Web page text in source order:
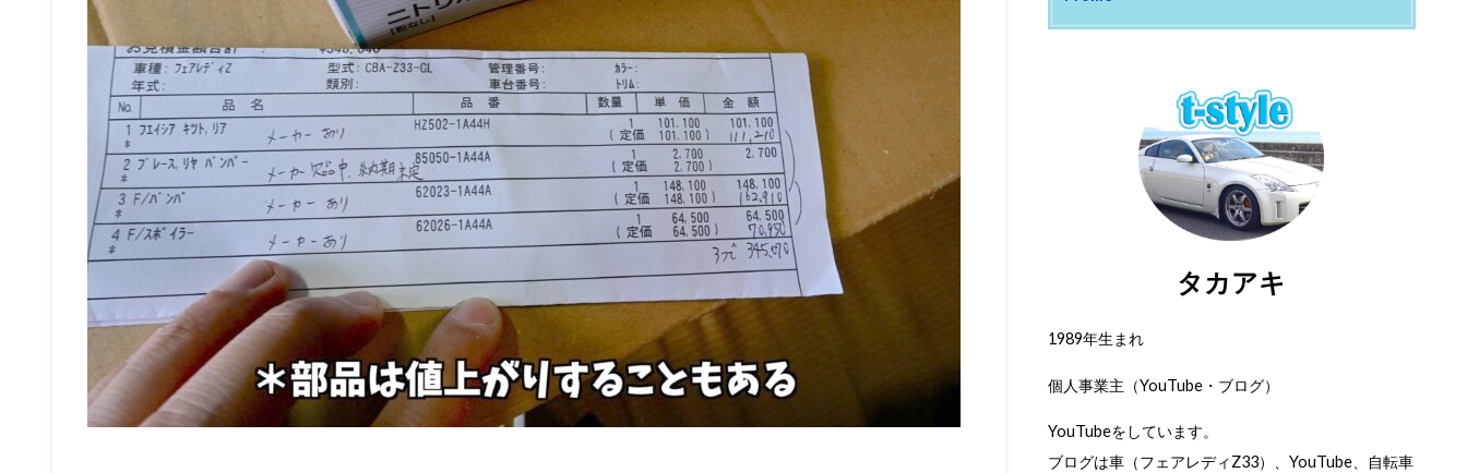
タカアキ
1989年生まれ
個人事業主（YouTube・ブログ）
YouTubeをしています。
ブログは車（フェアレディZ33）、YouTube、自転車